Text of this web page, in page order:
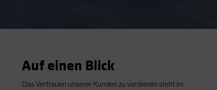
Singapore
South Korea - 대한민국
Auf einen Blick
Das Vertrauen unserer Kunden zu verdienen steht im